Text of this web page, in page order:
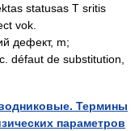
statusas T sritis
vok.
дефект, m;
défaut de substitution,
Термины
параметров